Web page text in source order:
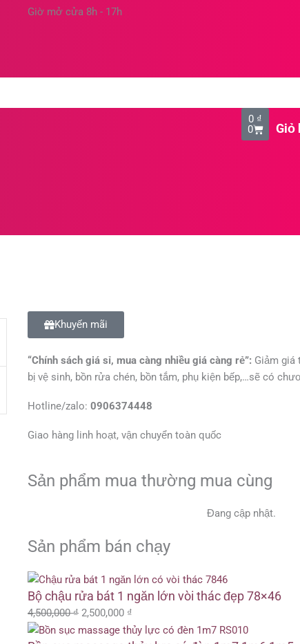
Giờ mở cửa 8h - 17h
0 ₫
0
Cart
1,650,000 ₫
1,875,000 ₫
Khuyến mãi
“Chính sách giá sỉ, mua càng nhiều giá càng rẻ”: Giảm giá
bị vệ sinh, bồn rửa chén, bồn tắm, phụ kiện bếp,…sẽ có
Hotline/zalo: 0906374448
Giao hàng linh hoạt, vận chuyển toàn quốc
Sản phẩm mua thường mua cùng
Đang cập nhật.
Sản phẩm bán chạy
Bộ chậu rửa bát 1 ngăn lớn vòi thác đẹp 78×46
4,500,000₫
Giá
gốc
là:
4,500,000 ₫.
2,500,000 ₫
Giá
hiện
là:
Khoảng
giá:
6,900,000 ₫
Giá
gốc
là:
5,000,000 ₫.
Giá
hiện
là:
Giá
gốc
là:
4,000,000 ₫.
Giá
hiện
là:
Khoảng
giá:
15,900,000 ₫